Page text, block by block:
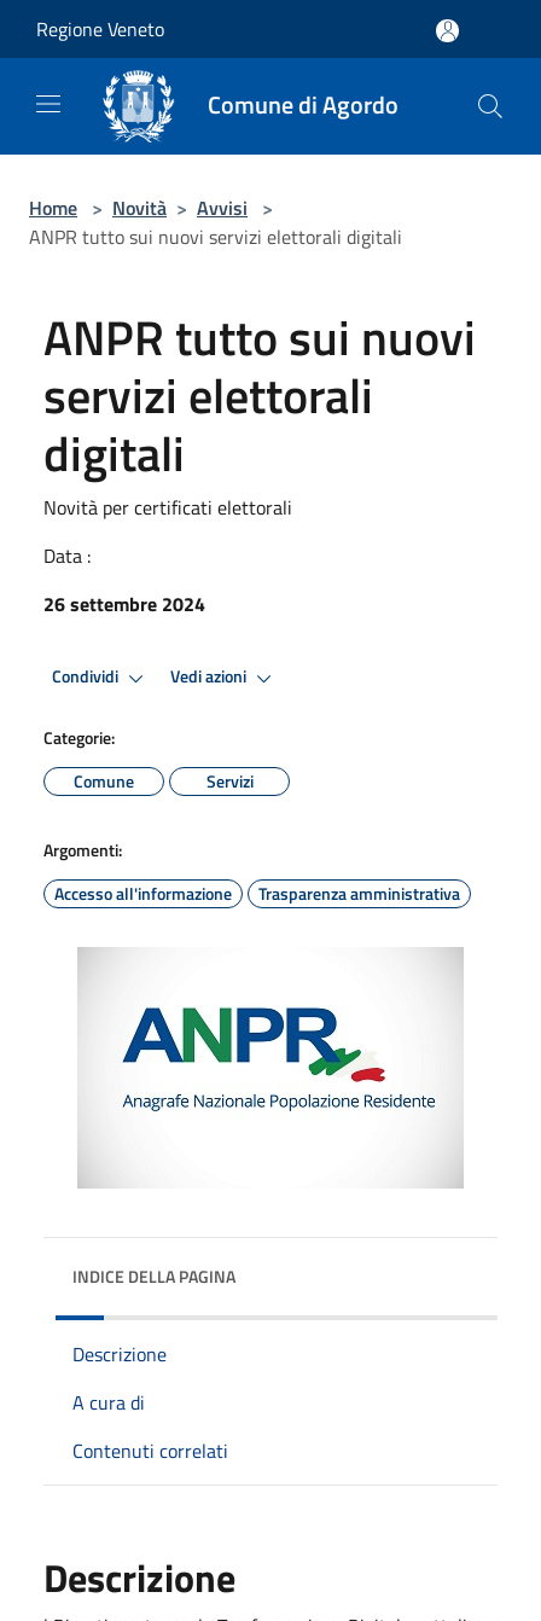
Regione Veneto
Comune di Agordo
Home > Novità > Avvisi >
ANPR tutto sui nuovi servizi elettorali digitali
ANPR tutto sui nuovi
servizi elettorali
digitali
Novità per certificati elettorali
Data :
26 settembre 2024
Condividi Vedi azioni
Categorie:
Comune
Servizi
Argomenti:
Accesso all'informazione
Trasparenza amministrativa
INDICE DELLA PAGINA
Descrizione
A cura di
Contenuti correlati
Descrizione